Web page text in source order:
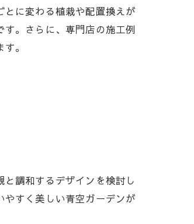
に変わる植栽や配置換えが
。さらに、専門店の施工例
。
調和するデザインを検討し
すく美しい青空ガーデンが